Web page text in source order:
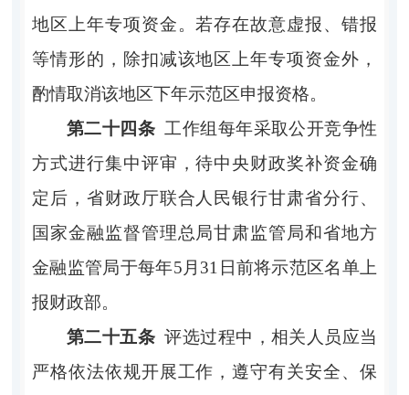
地区上年专项资金。若存在故意虚报、错报
等情形的，除扣减该地区上年专项资金外，
酌情取消该地区下年示范区申报资格。
第二十四条 工作组每年采取公开竞争性
方式进行集中评审，待中央财政奖补资金确
定后，省财政厅联合人民银行甘肃省分行、
国家金融监督管理总局甘肃监管局和省地方
金融监管局于每年5 月 31 日前将示范区名单上
报财政部。
第二十五条 评选过程中，相关人员应当
严格依法依规开展工作，遵守有关安全、保